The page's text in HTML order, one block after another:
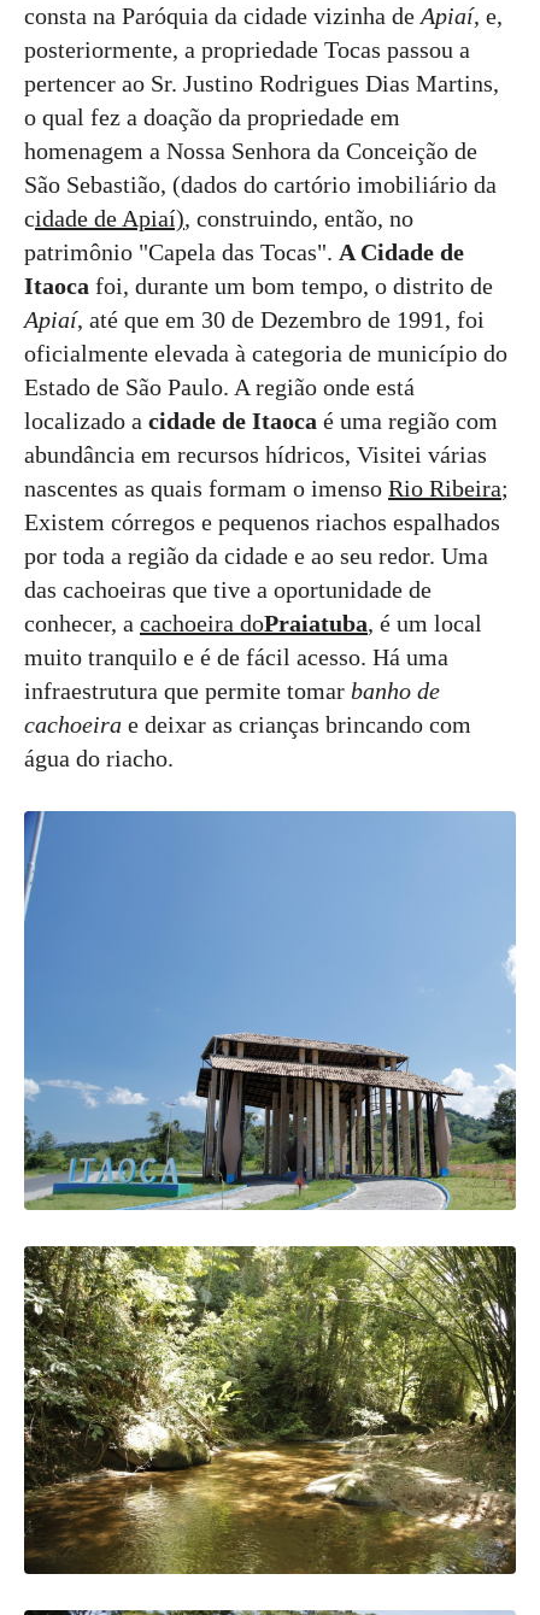
consta na Paróquia da cidade vizinha de Apiaí, e,
posteriormente, a propriedade Tocas passou a
pertencer ao Sr. Justino Rodrigues Dias Martins,
o qual fez a doação da propriedade em
homenagem a Nossa Senhora da Conceição de
São Sebastião, (dados do cartório imobiliário da
cidade de Apiaí), construindo, então, no
patrimônio "Capela das Tocas". A Cidade de
Itaoca foi, durante um bom tempo, o distrito de
Apiaí, até que em 30 de Dezembro de 1991, foi
oficialmente elevada à categoria de município do
Estado de São Paulo. A região onde está
localizado a cidade de Itaoca é uma região com
abundância em recursos hídricos, Visitei várias
nascentes as quais formam o imenso Rio Ribeira;
Existem córregos e pequenos riachos espalhados
por toda a região da cidade e ao seu redor. Uma
das cachoeiras que tive a oportunidade de
conhecer, a cachoeira doPraiatuba, é um local
muito tranquilo e é de fácil acesso. Há uma
infraestrutura que permite tomar banho de
cachoeira e deixar as crianças brincando com
água do riacho.